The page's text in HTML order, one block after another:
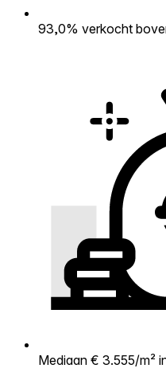
93,0% verkocht
Mediaan € 3.555/m²